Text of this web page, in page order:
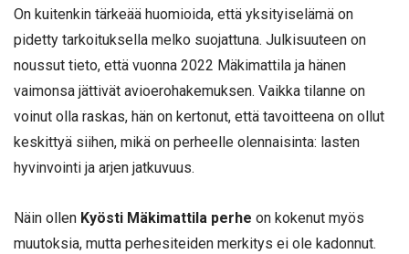
On kuitenkin tärkeää huomioida, että yksityiselämä on
pidetty tarkoituksella melko suojattuna. Julkisuuteen on
noussut tieto, että vuonna 2022 Mäkimattila ja hänen
vaimonsa jättivät avioerohakemuksen. Vaikka tilanne on
voinut olla raskas, hän on kertonut, että tavoitteena on ollut
keskittyä siihen, mikä on perheelle olennaisinta: lasten
hyvinvointi ja arjen jatkuvuus.
Näin ollen Kyösti Mäkimattila perhe on kokenut myös
muutoksia, mutta perhesiteiden merkitys ei ole kadonnut.